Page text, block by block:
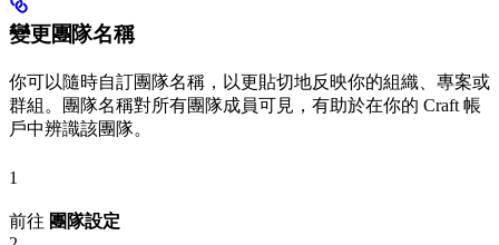
變更團隊名稱
你可以隨時自訂團隊名稱，以更貼切地反映你的組織、專案或
群組。團隊名稱對所有團隊成員可見，有助於在你的 Craft 帳
戶中辨識該團隊。
1
前往 團隊設定